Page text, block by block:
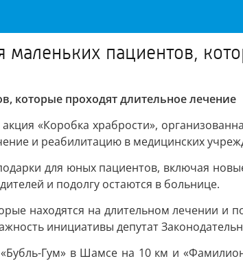
маленьких пациентов,
которые проходят длительное лечение
«Коробка храбрости»,
и реабилитацию в медицинских
для юных пациентов, включая
и подолгу остаются в больнице.
находятся на длительном лечении и
инициативы депутат
Гум» в Шамсе на 10 км и